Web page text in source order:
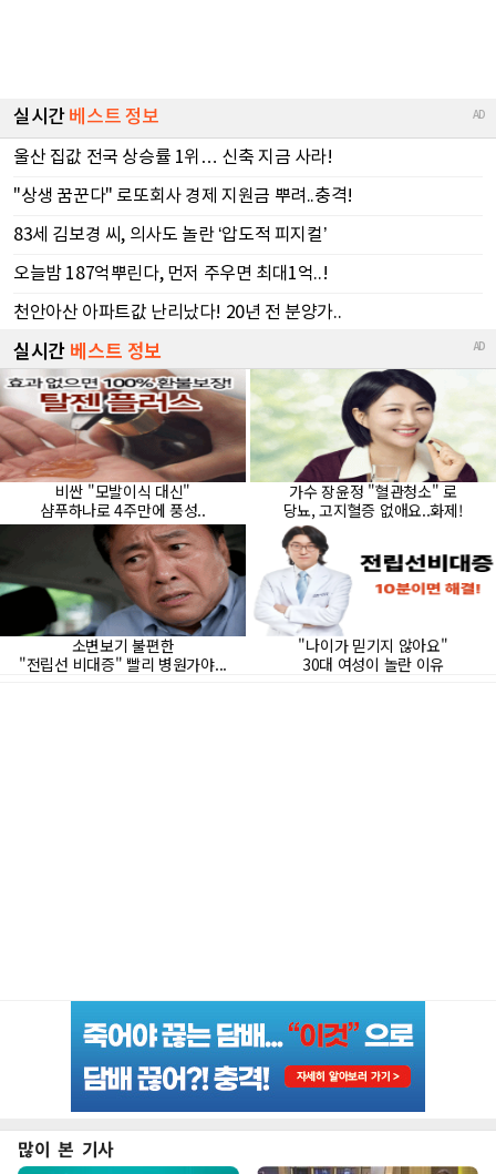
많이 본 기사